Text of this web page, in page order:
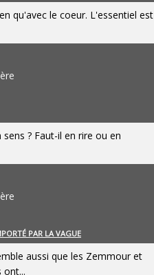
qu'avec le coeur. L'essentiel est
? Faut-il en rire ou en
PAR LA VAGUE
aussi que les Zemmour et
ont...